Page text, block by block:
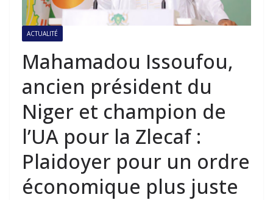
ACTUALITÉ
Mahamadou Issoufou,
ancien président du
Niger et champion de
l’UA pour la Zlecaf :
Plaidoyer pour un ordre
économique plus juste